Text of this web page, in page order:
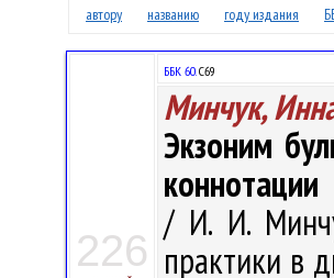
автору
названию году издания
226
ББК 60.С69
Минчук,
Экзоним
коннотации
/ И. И.
практики в